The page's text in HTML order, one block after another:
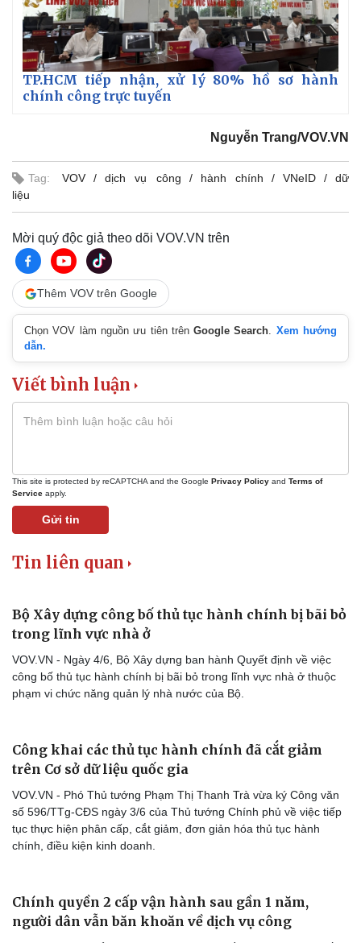
Thể thao
Bóng đá
Lịch thi đấu bóng đá
Thế giới thể thao
eSports
Ô tô - Xe máy
Xe máy
TP.HCM tiếp nhận, xử lý 80% hồ sơ hành
chính công trực tuyến
Nguyễn Trang/VOV.VN
Tag: VOV dịch vụ công hành chính VNeID
dữ
liệu
Mời quý độc giả theo dõi VOV.VN trên
Thêm VOV trên Google
Chọn VOV làm nguồn ưu tiên trênGoogle Search. Xem hướng
dẫn.
Viết bình luận
This site is protected by reCAPTCHA and the Google Privacy Policy and Terms of
Service apply.
Gửi tin
Tin liên quan
Bộ Xây dựng công bố thủ tục hành chính bị bãi bỏ
trong lĩnh vực nhà ở
VOV.VN - Ngày 4/6, Bộ Xây dựng ban hành Quyết định về việc
công bố thủ tục hành chính bị bãi bỏ trong lĩnh vực nhà ở thuộc
phạm vi chức năng quản lý nhà nước của Bộ.
Công khai các thủ tục hành chính đã cắt giảm
trên Cơ sở dữ liệu quốc gia
VOV.VN - Phó Thủ tướng Phạm Thị Thanh Trà vừa ký Công văn
số 596/TTg-CĐS ngày 3/6 của Thủ tướng Chính phủ về việc tiếp
tục thực hiện phân cấp, cắt giảm, đơn giản hóa thủ tục hành
chính, điều kiện kinh doanh.
Chính quyền 2 cấp vận hành sau gần 1 năm,
người dân vẫn băn khoăn về dịch vụ công